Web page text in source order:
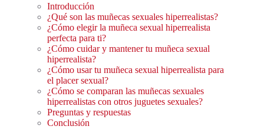
Introducción
¿Qué son las muñecas sexuales hiperrealistas?
¿Cómo elegir la muñeca sexual hiperrealista
perfecta para ti?
¿Cómo cuidar y mantener tu muñeca sexual
hiperrealista?
¿Cómo usar tu muñeca sexual hiperrealista para
el placer sexual?
¿Cómo se comparan las muñecas sexuales
hiperrealistas con otros juguetes sexuales?
Preguntas y respuestas
Conclusión